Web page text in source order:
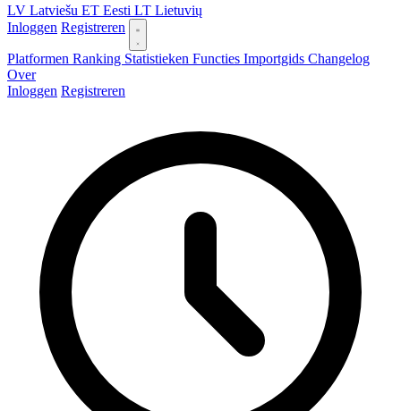
LV Latviešu ET Eesti LT Lietuvių
Inloggen Registreren
Platformen Ranking Statistieken Functies Importgids Changelog
Over
Inloggen Registreren